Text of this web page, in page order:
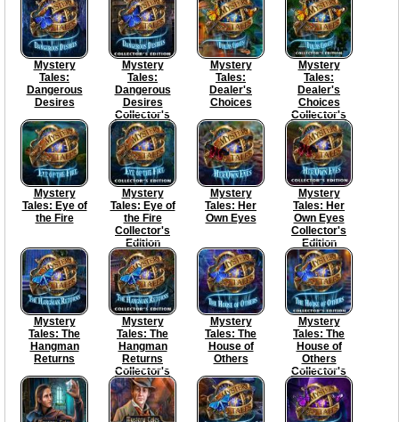
Mystery
Tales:
Dangerous
Desires
Mystery
Tales:
Dangerous
Desires
Collector's
Edition
Mystery
Tales:
Dealer's
Choices
Mystery
Tales:
Dealer's
Choices
Collector's
Edition
Mystery
Tales: Eye of
the Fire
Mystery
Tales: Eye of
the Fire
Collector's
Edition
Mystery
Tales: Her
Own Eyes
Mystery
Tales: Her
Own Eyes
Collector's
Edition
Mystery
Tales: The
Hangman
Returns
Mystery
Tales: The
Hangman
Returns
Collector's
Edition
Mystery
Tales: The
House of
Others
Mystery
Tales: The
House of
Others
Collector's
Edition